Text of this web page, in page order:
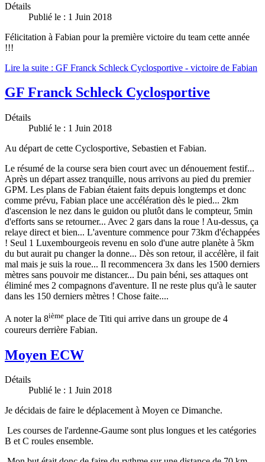
Détails
Publié le : 1 Juin 2018
Félicitation à Fabian pour la première victoire du team cette année
!!!
Lire la suite : GF Franck Schleck Cyclosportive - victoire de Fabian
GF Franck Schleck Cyclosportive
Détails
Publié le : 1 Juin 2018
Au départ de cette Cyclosportive, Sebastien et Fabian.
Le résumé de la course sera bien court avec un dénouement festif...
Après un départ assez tranquille, nous arrivons au pied du premier
GPM. Les plans de Fabian étaient faits depuis longtemps et donc
comme prévu, Fabian place une accélération dès le pied... 2km
d'ascension le nez dans le guidon ou plutôt dans le compteur, 5min
d'efforts sans se retourner... Avec 2 gars dans la roue ! Au-dessus, ça
relaye direct et bien... L'aventure commence pour 73km d'échappées
! Seul 1 Luxembourgeois revenu en solo d'une autre planète à 5km
du but aurait pu changer la donne... Dès son retour, il accélère, il fait
mal mais je suis la roue... Il recommencera 3x dans les 1500 derniers
mètres sans pouvoir me distancer... Du pain béni, ses attaques ont
éliminé mes 2 compagnons d'aventure. Il ne reste plus qu'à le sauter
dans les 150 derniers mètres ! Chose faite....
A noter la 8ième place de Titi qui arrive dans un groupe de 4
coureurs derrière Fabian.
Moyen ECW
Détails
Publié le : 1 Juin 2018
Je décidais de faire le déplacement à Moyen ce Dimanche.
Les courses de l'ardenne-Gaume sont plus longues et les catégories
B et C roules ensemble.